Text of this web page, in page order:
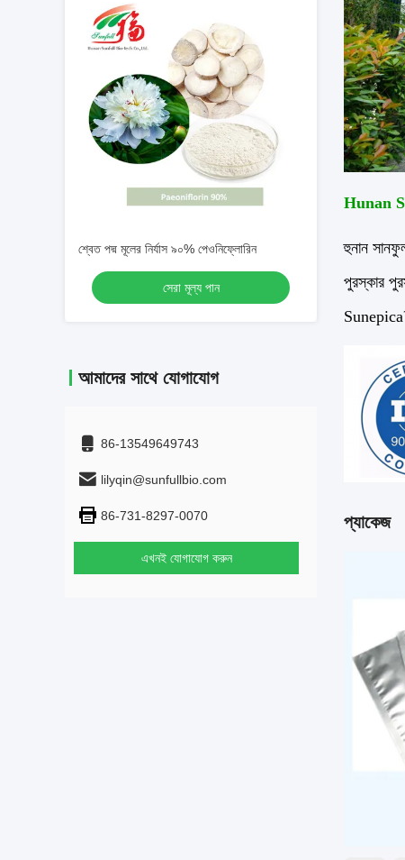
শ্বেত পদ্ম মূলের নির্যাস ৯০% পেওনিফ্লোরিন
সেরা মূল্য পান
আমাদের সাথে যোগাযোগ
86-13549649743
lilyqin@sunfullbio.com
86-731-8297-0070
এখনই যোগাযোগ করুন
Hunan
হুনান
পুরস্কার
প্যাকেজ